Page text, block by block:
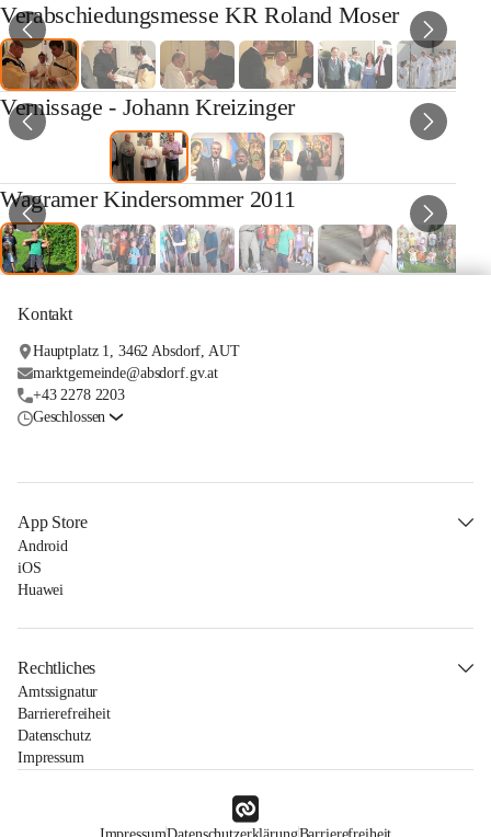
Verabschiedungsmesse KR Roland Moser
Vernissage - Johann Kreizinger
Wagramer Kindersommer 2011
Kontakt
Hauptplatz 1, 3462 Absdorf, AUT
marktgemeinde@absdorf.gv.at
+43 2278 2203
Geschlossen
App Store
Android
iOS
Huawei
Rechtliches
Amtssignatur
Barrierefreiheit
Datenschutz
Impressum